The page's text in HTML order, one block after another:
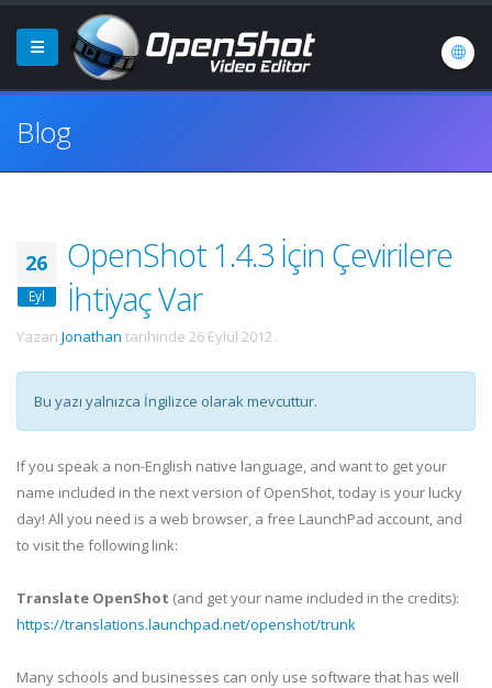
Blog
26
Eyl
OpenShot 1.4.3 İçin Çevirilere
İhtiyaç Var
Yazan Jonathan tarihinde 26 Eylül 2012 .
Bu yazı yalnızca İngilizce olarak mevcuttur.
If you speak a non-English native language, and want to get your
name included in the next version of OpenShot, today is your lucky
day! All you need is a web browser, a free LaunchPad account, and
to visit the following link:
Translate OpenShot (and get your name included in the credits):
https://translations.launchpad.net/openshot/trunk
Many schools and businesses can only use software that has well